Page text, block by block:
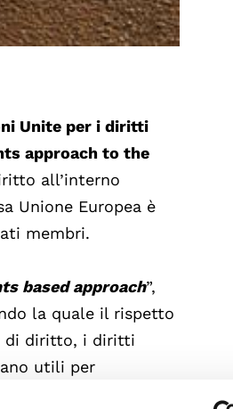
Unite per i diritti
approach to the
all’interno
Unione Europea è
membri.
based approach”,
la quale il rispetto
di diritto, i diritti
utili per